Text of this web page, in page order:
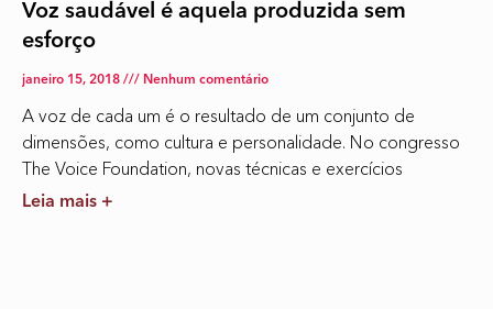
Voz saudável é aquela produzida sem
esforço
janeiro 15, 2018 Nenhum comentário
A voz de cada um é o resultado de um conjunto de
dimensões, como cultura e personalidade. No congresso
The Voice Foundation, novas técnicas e exercícios
Leia mais +